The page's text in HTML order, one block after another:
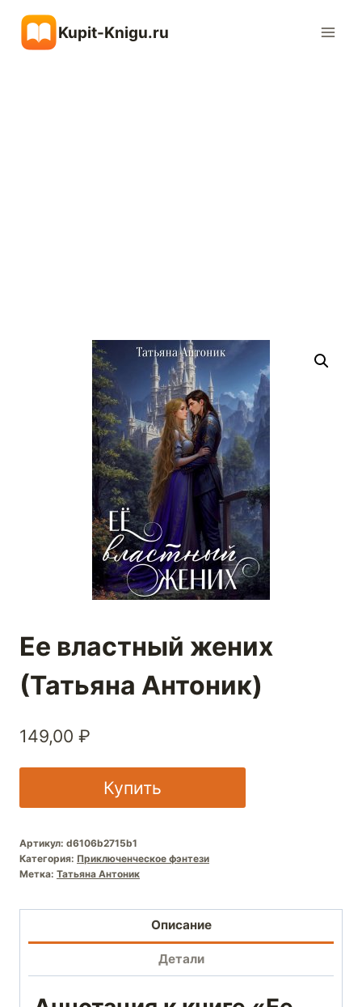
содержимому
Kupit-Knigu.ru
Ее властный жених
(Татьяна Антоник)
149,00 ₽
Купить
Артикул: d6106b2715b1
Категория: Приключенческое фэнтези
Метка: Татьяна Антоник
Описание
Детали